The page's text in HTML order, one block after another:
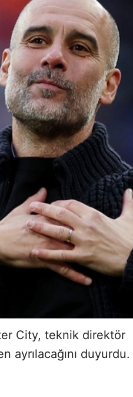
City, teknik direktör
ayrılacağını duyurdu.